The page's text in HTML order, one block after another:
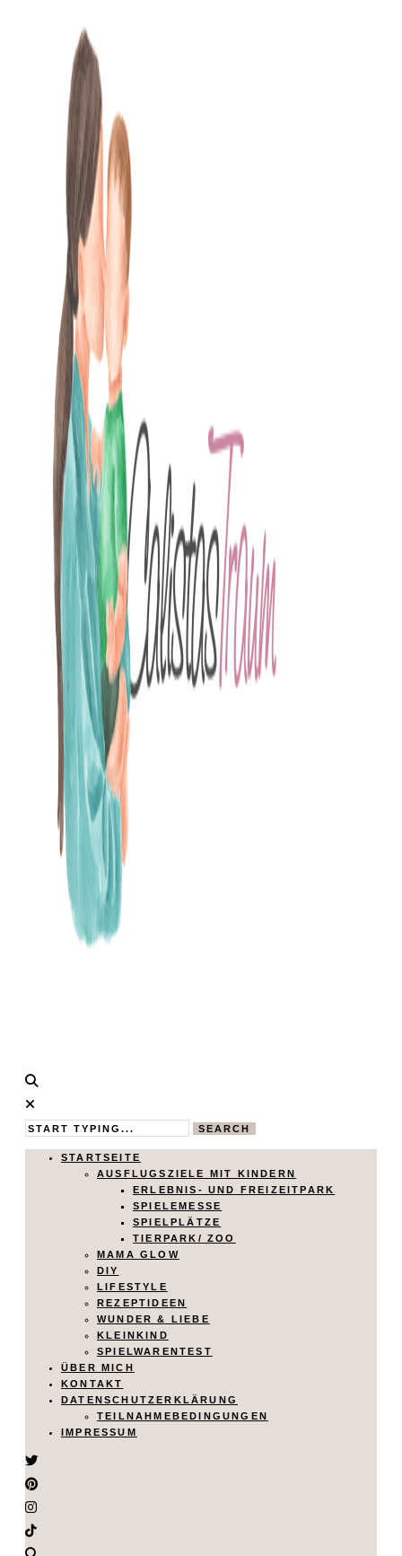
Calistas
Traum
MAMABLOG
SEARCH
STARTSEITE
AUSFLUGSZIELE MIT KINDERN
ERLEBNIS- UND FREIZEITPARK
SPIELEMESSE
SPIELPLÄTZE
TIERPARK/ ZOO
MAMA GLOW
DIY
LIFESTYLE
REZEPTIDEEN
WUNDER & LIEBE
KLEINKIND
SPIELWARENTEST
ÜBER MICH
KONTAKT
DATENSCHUTZERKLÄRUNG
TEILNAHMEBEDINGUNGEN
IMPRESSUM